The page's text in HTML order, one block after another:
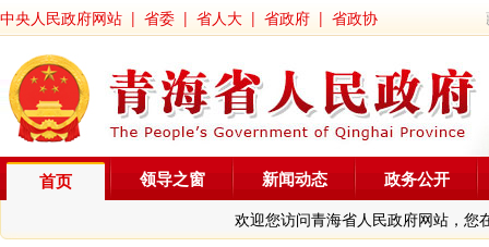
中央人民政府网站 | 省委 | 省人大 | 省政府 | 省政协
首页
欢迎您访问青海省人民政府网站，您
领导之窗 新闻动态 政务公开